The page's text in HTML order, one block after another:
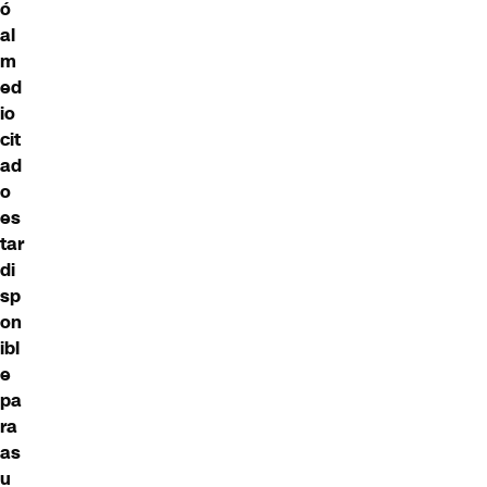
ó
al
m
ed
io
cit
ad
o
es
tar
di
sp
on
ibl
e
pa
ra
as
u